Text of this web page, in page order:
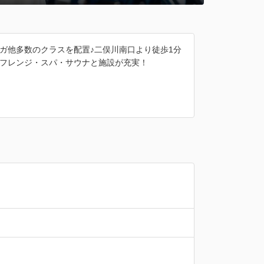
他多数のクラスを配置♪二俣川南口より徒歩1分
レンジ・スパ・サウナと施設が充実！